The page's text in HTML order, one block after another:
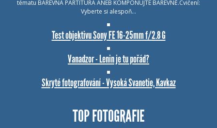
tématu BAREVNÁ PARTITURA ANEB KOMPONUJTE BAREVNĚ.Cvičení:
Vyberte si alespoň…
Test objektivu Sony FE 16-25mm f/2.8 G
Vanadzor - Lenin je tu pořád?
Skryté fotografování - Vysoká Svanetie, Kavkaz
TOP FOTOGRAFIE